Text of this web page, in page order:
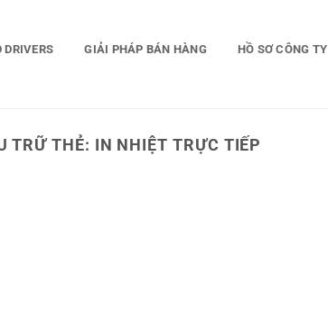
DRIVERS GIẢI PHÁP BÁN HÀNG HỒ SƠ CÔNG TY
TRỮ THẺ: IN NHIỆT TRỰC TIẾP